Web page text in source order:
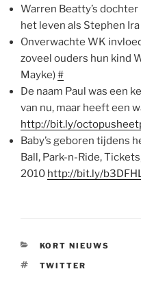
Warren Beatty’s
het leven als Stephen Ira
Onverwachte WK
zoveel ouders hun kind
Mayke)#
De naam Paul was een
van nu, maar heeft een
http://bit.ly/
Baby’s geboren tijdens
Ball, Park-n-Ride,
2010 http://bit.ly/
CATEGORIEËN
KORT NIEUWS
TAGS
TWITTER